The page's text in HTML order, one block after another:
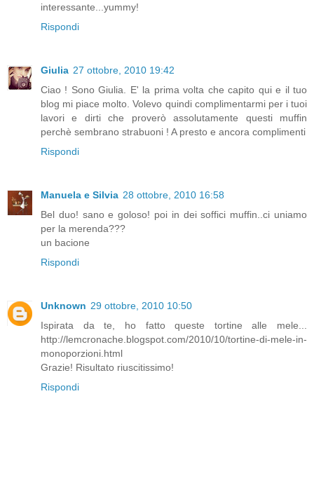
interessante...yummy!
Rispondi
Giulia 27 ottobre, 2010 19:42
Ciao ! Sono Giulia. E' la prima volta che capito qui e il tuo
blog mi piace molto. Volevo quindi complimentarmi per i tuoi
lavori e dirti che proverò assolutamente questi muffin
perchè sembrano strabuoni ! A presto e ancora complimenti
Rispondi
Manuela e Silvia 28 ottobre, 2010 16:58
Bel duo! sano e goloso! poi in dei soffici muffin..ci uniamo
per la merenda???
un bacione
Rispondi
Unknown 29 ottobre, 2010 10:50
Ispirata da te, ho fatto queste tortine alle mele...
http://lemcronache.blogspot.com/2010/10/tortine-di-mele-in-
monoporzioni.html
Grazie! Risultato riuscitissimo!
Rispondi